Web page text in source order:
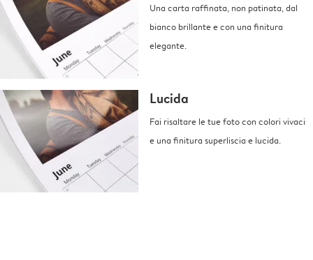
Una carta raffinata, non patinata, dal
bianco brillante e con una finitura
elegante.
Lucida
Fai risaltare le tue foto con colori vivaci
e una finitura superliscia e lucida.